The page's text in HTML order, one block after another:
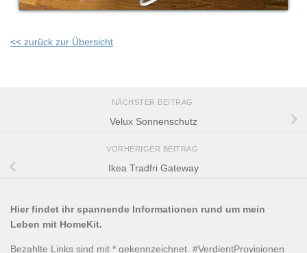
<< zurück zur Übersicht
NÄCHSTER BEITRAG
Velux Sonnenschutz
VORHERIGER BEITRAG
Ikea Tradfri Gateway
Hier findet ihr spannende Informationen rund um mein
Leben mit HomeKit.
Bezahlte Links sind mit * gekennzeichnet. #VerdientProvisionen